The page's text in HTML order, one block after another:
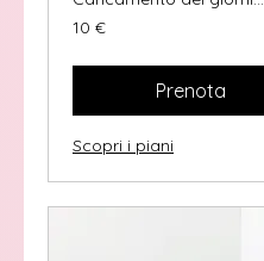
10
euro
10 €
Prenota
Scopri i piani